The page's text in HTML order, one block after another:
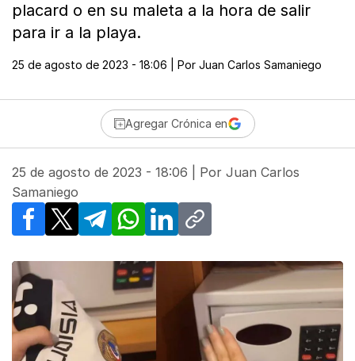
placard o en su maleta a la hora de salir
para ir a la playa.
25 de agosto de 2023 - 18:06 | Por Juan Carlos Samaniego
Agregar Crónica en
25 de agosto de 2023 - 18:06 | Por Juan Carlos
Samaniego
Facebook
X TelegramWhatsApp
LinkedInCopy link